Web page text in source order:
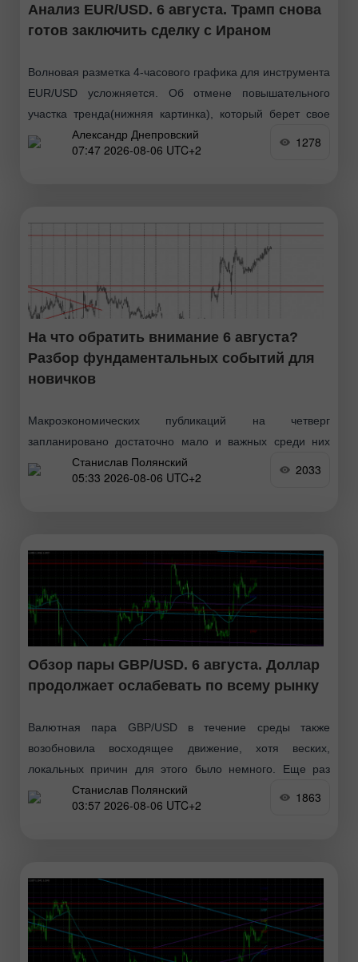
Анализ EUR/USD. 6 августа. Трамп снова
готов заключить сделку с Ираном
Волновая разметка 4-часового графика для инструмента
EUR/USD усложняется. Об отмене повышательного
участка тренда(нижняя картинка), который берет свое
начало в январе прошлого года, речи по-прежнему не
идет, однако волновая структура тренда
Александр Днепровский
07:47 2026-08-06 UTC+2
1278
На что обратить внимание 6 августа?
Разбор фундаментальных событий для
новичков
Макроэкономических публикаций на четверг
запланировано достаточно мало и важных среди них
нет. В Евросоюзе сегодня выйдут розничные продажи, а
в США – заявки на пособия по безработице. Оба отчета
Станислав Полянский
05:33 2026-08-06 UTC+2
2033
Обзор пары GBP/USD. 6 августа. Доллар
продолжает ослабевать по всему рынку
Валютная пара GBP/USD в течение среды также
возобновила восходящее движение, хотя веских,
локальных причин для этого было немного. Еще раз
хотим обратить внимание на то, что мы не верим
Станислав Полянский
03:57 2026-08-06 UTC+2
1863